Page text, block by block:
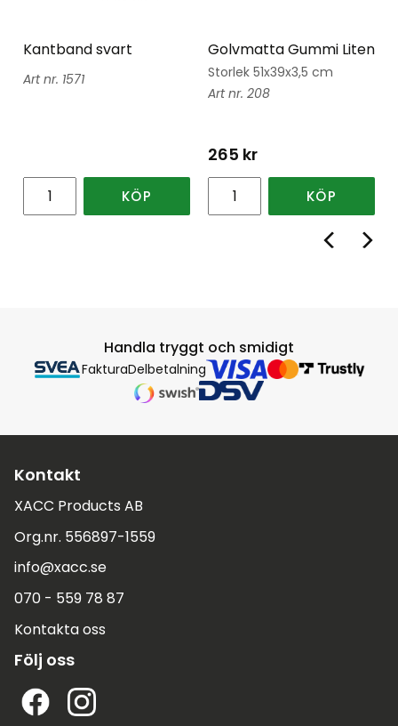
Kantband svart
1571
KÖP
Golvmatta Gummi Liten
Storlek 51x39x3,5 cm
208
265 kr
KÖP
Handla tryggt och smidigt
FakturaDelbetalning
Kontakt
XACC Products AB
Org.nr. 556897-1559
info@xacc.se
070 - 559 78 87
Kontakta oss
Följ oss